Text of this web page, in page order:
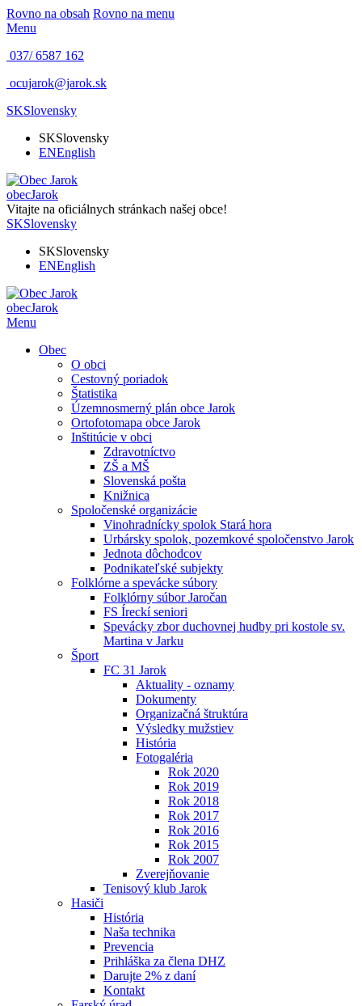
Rovno na obsah Rovno na menu
Menu
037/ 6587 162
ocujarok@jarok.sk
SKSlovensky
SKSlovensky
ENEnglish
obecJarok
Vitajte na oficiálnych stránkach našej obce!
SKSlovensky
SKSlovensky
ENEnglish
obecJarok
Menu
Obec
O obci
Cestovný poriadok
Štatistika
Územnosmerný plán obce Jarok
Ortofotomapa obce Jarok
Inštitúcie v obci
Zdravotníctvo
ZŠ a MŠ
Slovenská pošta
Knižnica
Spoločenské organizácie
Vinohradnícky spolok Stará hora
Urbársky spolok, pozemkové spoločenstvo Jarok
Jednota dôchodcov
Podnikateľské subjekty
Folklórne a spevácke súbory
Folklórny súbor Jaročan
FS Íreckí seniori
Spevácky zbor duchovnej hudby pri kostole sv.
Martina v Jarku
Šport
FC 31 Jarok
Aktuality - oznamy
Dokumenty
Organizačná štruktúra
Výsledky mužstiev
História
Fotogaléria
Rok 2020
Rok 2019
Rok 2018
Rok 2017
Rok 2016
Rok 2015
Rok 2007
Zverejňovanie
Tenisový klub Jarok
Hasiči
História
Naša technika
Prevencia
Prihláška za člena DHZ
Darujte 2% z daní
Kontakt